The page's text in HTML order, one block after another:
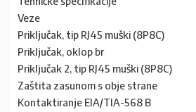
Veze
Priključak, tip RJ45 muški (8P8C)
Priključak, oklop br
Priključak 2, tip RJ45 muški (8P8C)
Zaštita zasunom s obje strane
Kontaktiranje EIA/TIA-568 B